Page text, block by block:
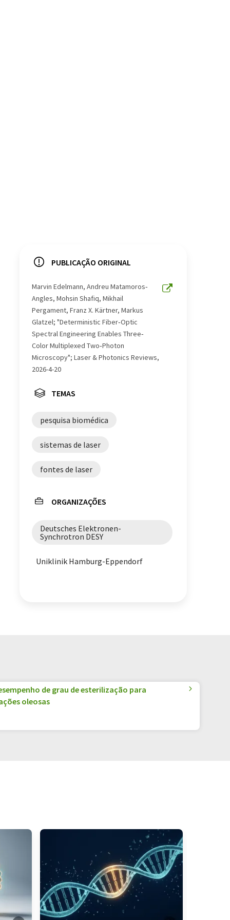
PUBLICAÇÃO ORIGINAL
Marvin Edelmann, Andreu Matamoros‐
Angles, Mohsin Shafiq, Mikhail
Pergament, Franz X. Kärtner, Markus
Glatzel; "Deterministic Fiber‐Optic
Spectral Engineering Enables Three‐
Color Multiplexed Two‐Photon
Microscopy"; Laser & Photonics Reviews,
2026-4-20
TEMAS
pesquisa biomédica
sistemas de laser
fontes de laser
ORGANIZAÇÕES
Deutsches Elektronen-
Synchrotron DESY
Uniklinik Hamburg-Eppendorf
de grau de esterilização para
oleosas